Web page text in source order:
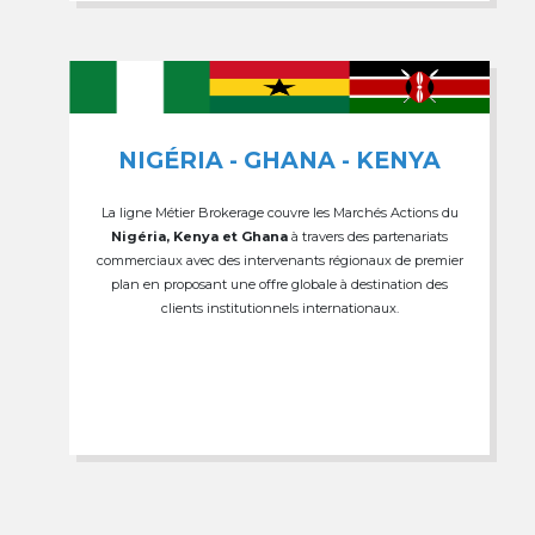
NIGÉRIA - GHANA - KENYA
La ligne Métier Brokerage couvre les Marchés Actions du
Nigéria, Kenya et Ghana à travers des partenariats
commerciaux avec des intervenants régionaux de premier
plan en proposant une offre globale à destination des
clients institutionnels internationaux.